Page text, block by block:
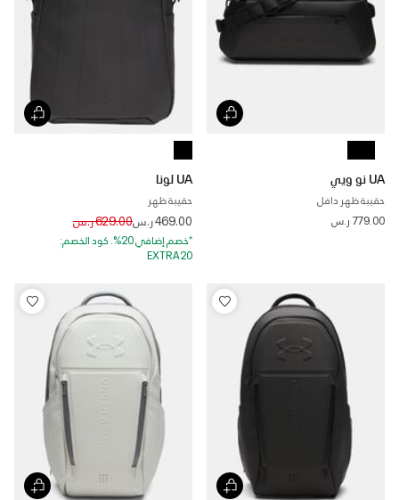
UA نو ويي
حقيبة ظهر دافل
779.00 ر.س
UA لونا
حقيبة ظهر
469.00 ر.س Price reduced from
629.00 ر.س to
*خصم إضافي 20%. كود الخصم:
EXTRA20